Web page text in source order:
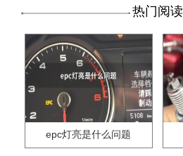
热门阅读
epc灯亮是什么问题